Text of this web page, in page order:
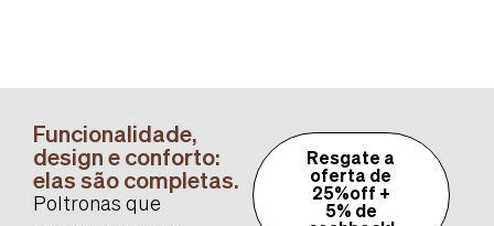
Funcionalidade,
design e conforto:
elas são completas.
Poltronas que
Resgate a
oferta de
25%off +
5% de